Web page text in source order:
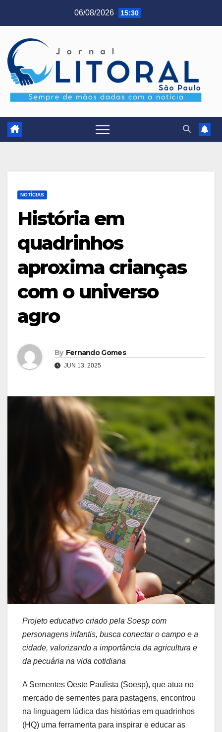
06/08/2026 15:30
NOTÍCIAS
História em
quadrinhos
aproxima crianças
com o universo
agro
By Fernando Gomes
JUN 13, 2025
Projeto educativo criado pela Soesp com
personagens infantis, busca conectar o campo e a
cidade, valorizando a importância da agricultura e
da pecuária na vida cotidiana
A Sementes Oeste Paulista (Soesp), que atua no
mercado de sementes para pastagens, encontrou
na linguagem lúdica das histórias em quadrinhos
(HQ) uma ferramenta para inspirar e educar as